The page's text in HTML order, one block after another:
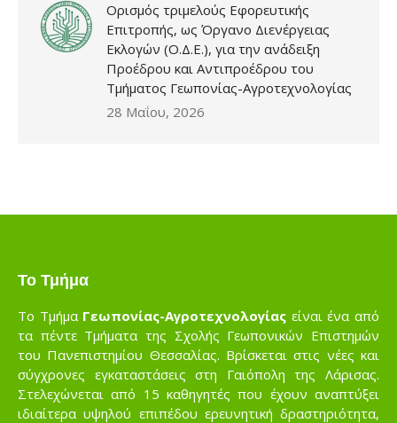
Ορισμός τριμελούς Εφορευτικής
Επιτροπής, ως Όργανο Διενέργειας
Εκλογών (Ο.Δ.Ε.), για την ανάδειξη
Προέδρου και Αντιπροέδρου του
Τμήματος Γεωπονίας-Αγροτεχνολογίας
28 Μαΐου, 2026
Το Τμήμα
Το Τμήμα Γεωπονίας-Αγροτεχνολογίας είναι ένα από
τα πέντε Τμήματα της Σχολής Γεωπονικών Επιστημών
του Πανεπιστημίου Θεσσαλίας. Βρίσκεται στις νέες και
σύγχρονες εγκαταστάσεις στη Γαιόπολη της Λάρισας.
Στελεχώνεται από 15 καθηγητές που έχουν αναπτύξει
ιδιαίτερα υψηλού επιπέδου ερευνητική δραστηριότητα,